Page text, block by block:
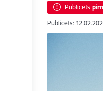
Publicēts
Publicēts: